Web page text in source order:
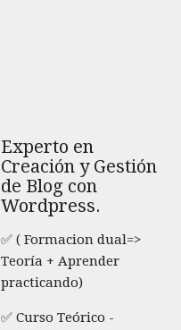
Experto en
Creación y Gestión
de Blog con
Wordpress.
✅ ( Formacion dual=>
Teoría + Aprender
practicando)
✅ Curso Teórico -